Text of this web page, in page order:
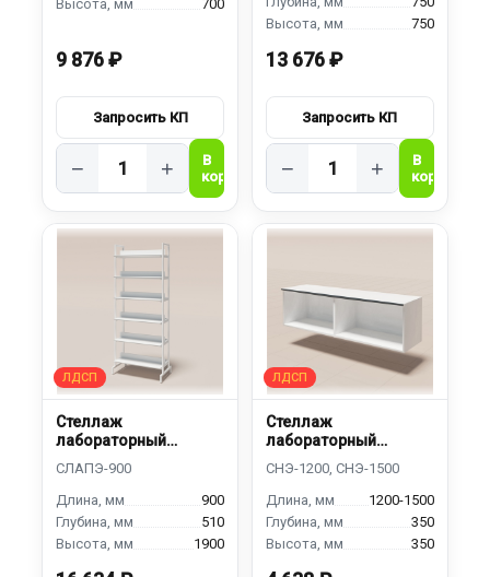
700
9 876 ₽
− +
750
13 676 ₽
− +
Стеллаж
лабораторный
900
510
1900
Стеллаж
лабораторный
1200-1500
350
350